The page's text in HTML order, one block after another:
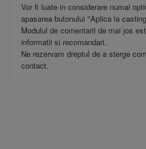
Vor fi luate in considerare numai
apasarea butonului "Aplica la
Modulul de comentarii de mai jos
informatii si recomandari.
Ne rezervam dreptul de a sterge
contact.